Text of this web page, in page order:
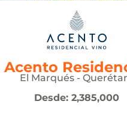
Acento
El Marqués -
Desde: 2,385,000